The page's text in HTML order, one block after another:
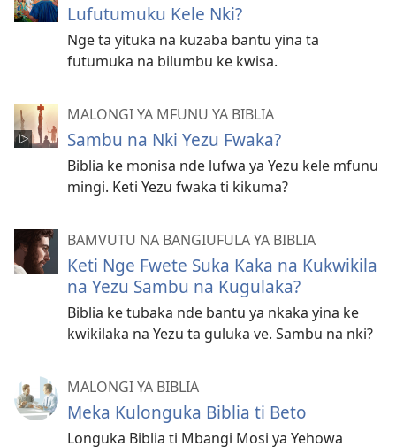
Lufutumuku Kele Nki?
Nge ta yituka na kuzaba bantu yina ta
futumuka na bilumbu ke kwisa.
MALONGI YA MFUNU YA BIBLIA
Sambu na Nki Yezu Fwaka?
Biblia ke monisa nde lufwa ya Yezu kele mfunu
mingi. Keti Yezu fwaka ti kikuma?
BAMVUTU NA BANGIUFULA YA BIBLIA
Keti Nge Fwete Suka Kaka na Kukwikila
na Yezu Sambu na Kugulaka?
Biblia ke tubaka nde bantu ya nkaka yina ke
kwikilaka na Yezu ta guluka ve. Sambu na nki?
MALONGI YA BIBLIA
Meka Kulonguka Biblia ti Beto
Longuka Biblia ti Mbangi Mosi ya Yehowa